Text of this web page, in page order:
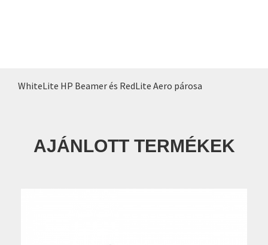
WhiteLite HP Beamer és RedLite Aero párosa
AJÁNLOTT TERMÉKEK